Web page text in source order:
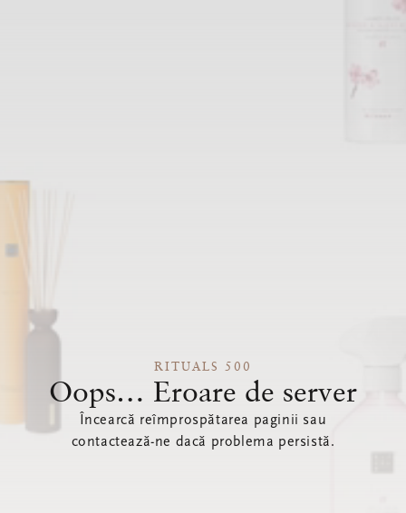
RITUALS 500
Oops… Eroare de server
Încearcă reîmprospătarea paginii sau
contactează-ne dacă problema persistă.